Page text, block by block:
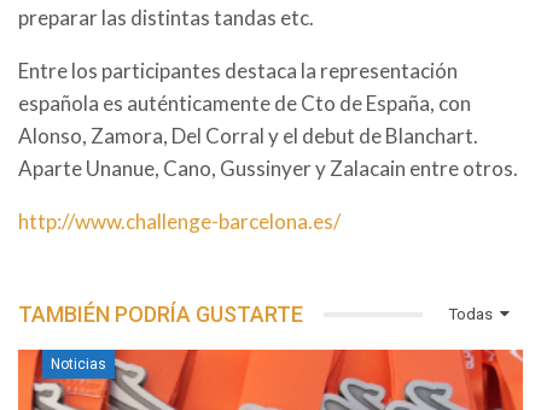
preparar las distintas tandas etc.
Entre los participantes destaca la representación
española es auténticamente de Cto de España, con
Alonso, Zamora, Del Corral y el debut de Blanchart.
Aparte Unanue, Cano, Gussinyer y Zalacain entre otros.
http://www.challenge-barcelona.es/
Todas
TAMBIÉN PODRÍA GUSTARTE
Noticias